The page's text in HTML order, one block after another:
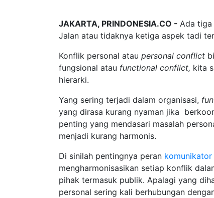
JAKARTA, PRINDONESIA.CO - Ada tiga
Jalan atau tidaknya ketiga aspek tadi
Konflik personal atau personal conflict
fungsional atau functional conflict, kita
hierarki.
Yang sering terjadi dalam organisasi,
yang dirasa kurang nyaman jika
penting yang mendasari masalah
menjadi kurang harmonis.
Di sinilah pentingnya peran komunikator
mengharmonisasikan setiap konflik
pihak termasuk publik. Apalagi yang
personal sering kali berhubungan